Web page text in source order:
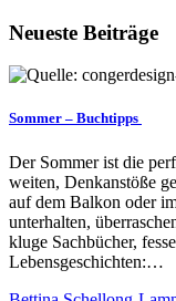
Neueste Beiträge
Sommer – Buchtipps
Der Sommer ist die
weiten, Denkanstöße
auf dem Balkon oder
unterhalten,
kluge Sachbücher,
Lebensgeschichten:…